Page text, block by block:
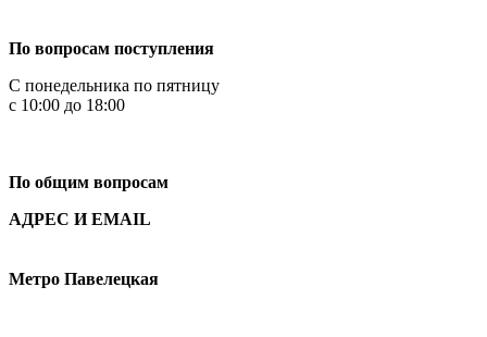
По вопросам поступления
С понедельника по пятницу
с 10:00 до 18:00
По общим вопросам
АДРЕС И EMAIL
Метро Павелецкая